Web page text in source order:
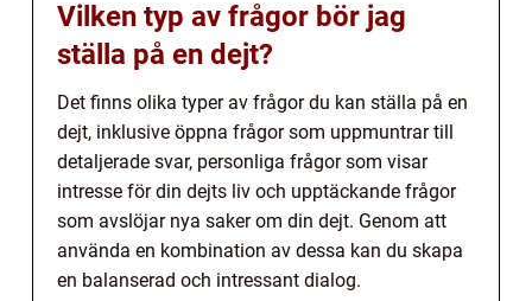
Vilken typ av frågor bör jag
ställa på en dejt?
Det finns olika typer av frågor du kan ställa på en
dejt, inklusive öppna frågor som uppmuntrar till
detaljerade svar, personliga frågor som visar
intresse för din dejts liv och upptäckande frågor
som avslöjar nya saker om din dejt. Genom att
använda en kombination av dessa kan du skapa
en balanserad och intressant dialog.